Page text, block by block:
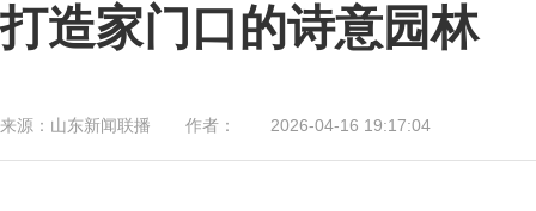
打造家门口的诗意园林
来源： 山东新闻联播 作者： 2026-04-16 19:17:04